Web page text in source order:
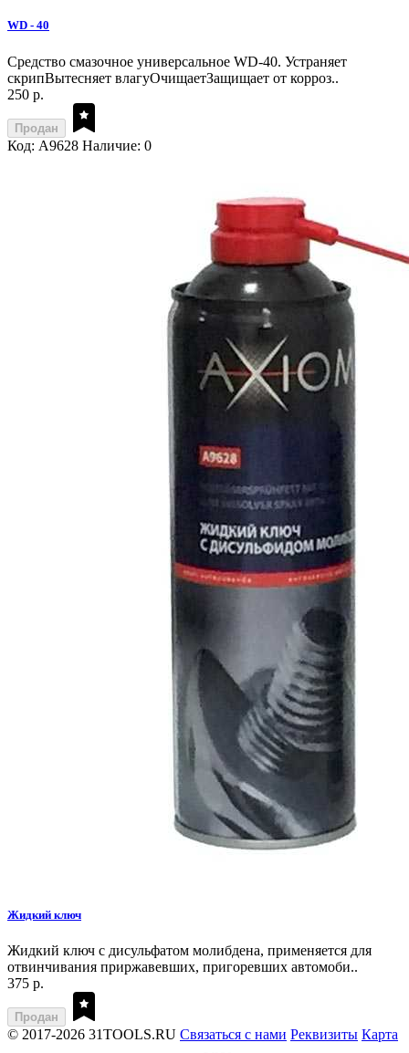
WD - 40
Средство смазочное универсальное WD-40. Устраняет
скрипВытесняет влагуОчищаетЗащищает от корроз..
250 р.
Продан
Код: A9628 Наличие: 0
Жидкий ключ
Жидкий ключ с дисульфатом молибдена, применяется для
отвинчивания приржавевших, пригоревших автомоби..
375 р.
Продан
© 2017-2026 31TOOLS.RU Связаться с нами Реквизиты Карта